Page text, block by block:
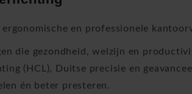
en professionele
die gezondheid, welzijn en
(HCL), Duitse precisie en
én beter presteren.